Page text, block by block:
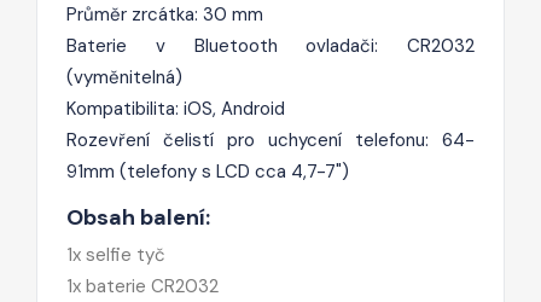
Průměr zrcátka: 30 mm
Baterie v Bluetooth ovladači: CR2032
(vyměnitelná)
Kompatibilita: iOS, Android
Rozevření čelistí pro uchycení telefonu: 64-
91mm (telefony s LCD cca 4,7-7")
Obsah balení:
1x selfie tyč
1x baterie CR2032